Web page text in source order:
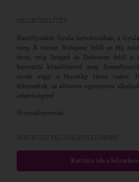
MEGKÖZELÍTÉS
Kastélyunkat Gyula belvárosában, a
meg. A várost Budapest felől az M5
úton, míg Szeged és Debrecen felől a
keresztül közelítheted meg.
utcán vagy a Maróthy téren tudsz.
érkeznétek, az előzetes egyeztetés
lehetőségére!
Útvonaltervezés!
IRATKOZZ FEL HÍRLEVELÜNKRE!
Kattints ide a